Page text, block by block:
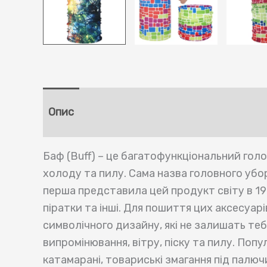
Опис
Баф (Buff) – це багатофункціональний
холоду та пилу. Сама назва головного
перша представила цей продукт світу в
піратки та інші. Для пошиття цих
символічного дизайну, які не залишать
випромінювання, вітру, піску та пилу.
катамарані, товариські змагання під